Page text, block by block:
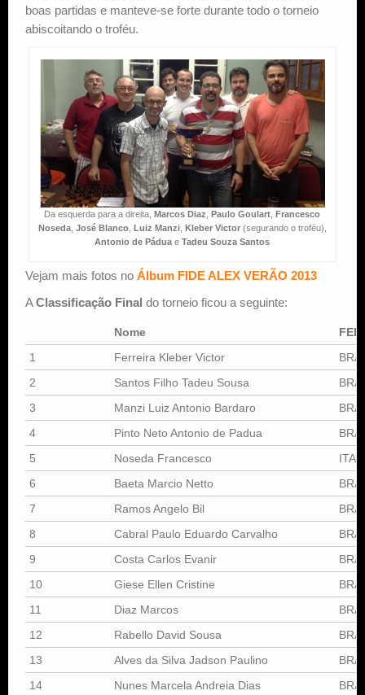
boas partidas e manteve-se forte durante todo o torneio
abiscoitando o troféu.
Da esquerda para a direita,Marcos Diaz ,Paulo Goulart ,Francesco
Noseda, José Blanco, Luiz Manzi, Kleber Victor(segurando o troféu),
Antonio de Pádua eTadeu Souza Santos
Vejam mais fotos no Álbum FIDE ALEX VERÃO 2013
AClassificação Final do torneio ficou a seguinte:
Nome
FED
1
Ferreira Kleber Victor
BRA
2
Santos Filho Tadeu Sousa
BRA
3
Manzi Luiz Antonio Bardaro
BRA
4
Pinto Neto Antonio de Padua
BRA
5
Noseda Francesco
ITA
6
Baeta Marcio Netto
BRA
7
Ramos Angelo Bil
BRA
8
Cabral Paulo Eduardo Carvalho
BRA
9
Costa Carlos Evanir
BRA
10
Giese Ellen Cristine
BRA
11
Diaz Marcos
BRA
12
Rabello David Sousa
BRA
13
Alves da Silva Jadson Paulino
BRA
14
Nunes Marcela Andreia Dias
BRA